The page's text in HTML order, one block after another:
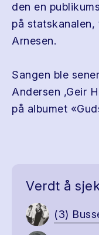
den en
på
Arnesen.
Sangen ble
Andersen ,Geir
på albumet
Verdt å
(3)